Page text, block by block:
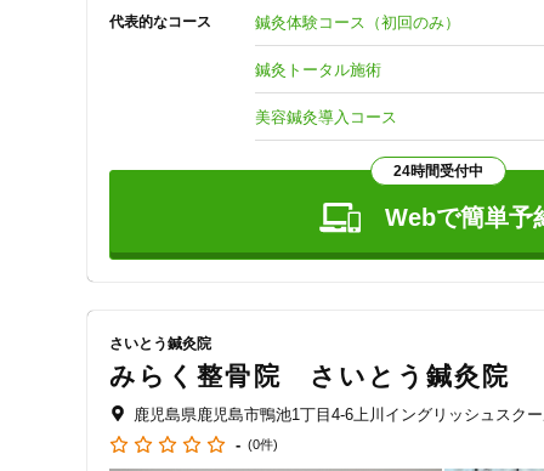
https://page.line.me/?accountId=ydt5656u
QRコードも↓に掲載しております。
代表的なコース 鍼灸体験コース（初回のみ）
鍼灸トータル施術
美容鍼灸導入コース
24時間受付中
Webで簡単予
さいとう鍼灸院
みらく整骨院 さいとう鍼灸院
鹿児島県鹿児島市鴨池1丁目4-6上川イングリッシュスク
- (0件)